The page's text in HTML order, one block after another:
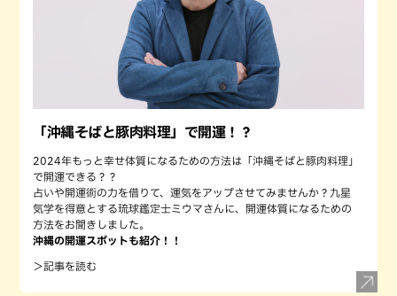
「沖縄そばと豚肉料理」で開運！？
2024年もっと幸せ体質になるための方法は「沖縄そばと豚肉料理」
で開運できる？？
占いや開運術の力を借りて、運気をアップさせてみませんか？九星
気学を得意とする琉球鑑定士ミウマさんに、開運体質になるための
方法をお聞きしました。
沖縄の開運スポットも紹介！！
＞記事を読む